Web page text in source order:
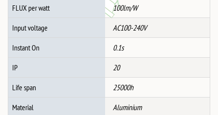
FLUX per watt 100lm/W
Input voltage AC100-240V
Instant On 0.1s
IP 20
Life span 25000h
Material Aluminium